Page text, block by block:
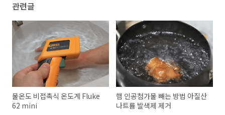
관련글
물온도 비접촉식 온도계 Fluke
62 mini
햄 인공첨가물 빼는 방법 아질산
나트륨 발색제 제거